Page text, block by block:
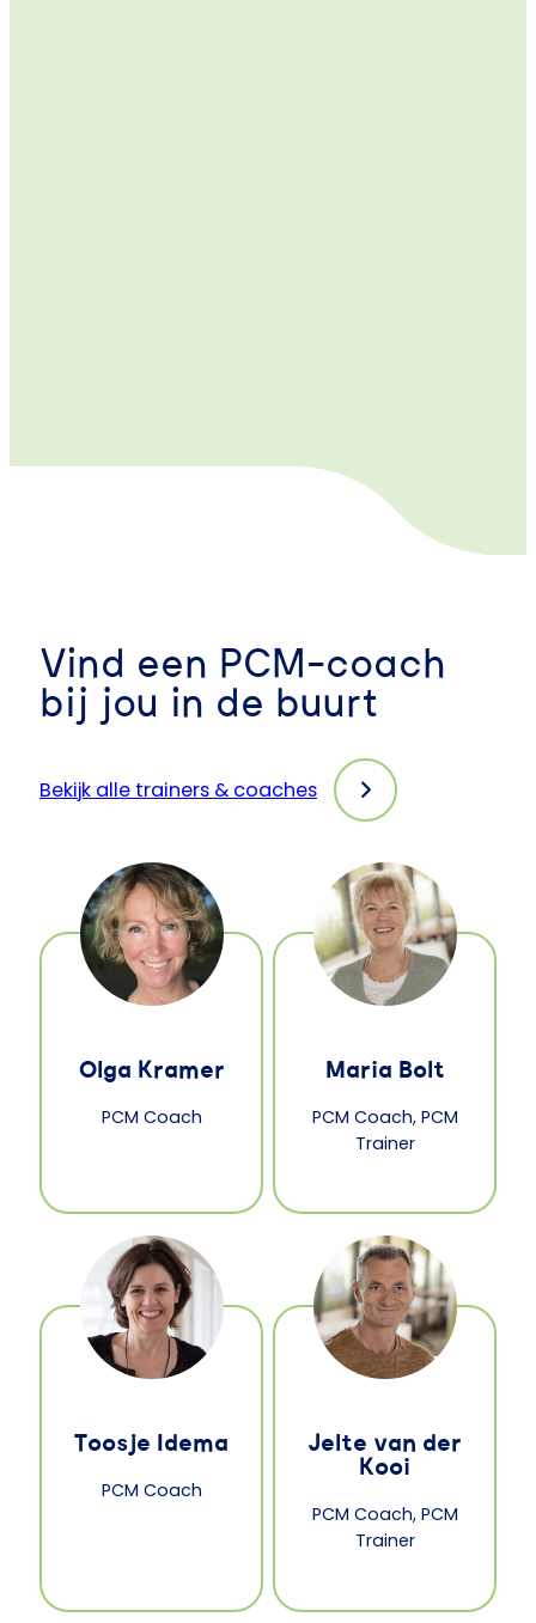
Vind een PCM-coach
bij jou in de buurt
Bekijk alle trainers & coaches
Olga Kramer
PCM Coach
Maria Bolt
PCM Coach, PCM
Trainer
Toosje Idema
PCM Coach
Jelte van der
Kooi
PCM Coach, PCM
Trainer